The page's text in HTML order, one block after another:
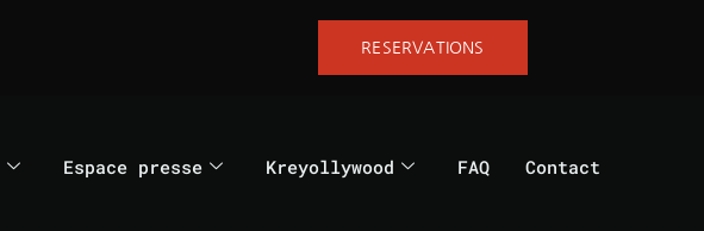
RESERVATIONS
Espace presse Kreyollywood FAQ Contact